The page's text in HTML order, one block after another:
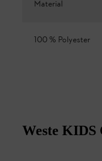
Material
100 % Polyester
Weste KIDS